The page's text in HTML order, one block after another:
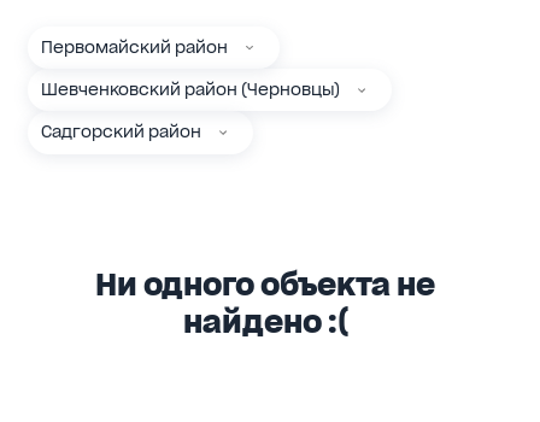
Первомайский район
Шевченковский район (Черновцы)
Садгорский район
Ни одного объекта не
найдено :(